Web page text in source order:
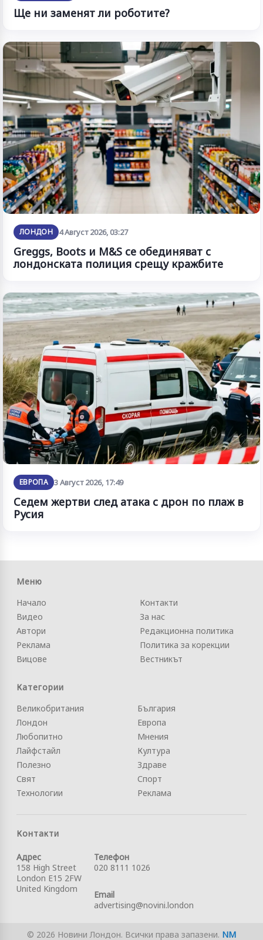
Ще ни заменят ли роботите?
ЛОНДОН 4 Август 2026, 03:27
Greggs, Boots и M&S се обединяват с
лондонската полиция срещу кражбите
ЕВРОПА 3 Август 2026, 17:49
Седем жертви след атака с дрон по плаж в
Русия
Меню
Начало
Видео
Автори
Реклама
Вицове
Контакти
За нас
Редакционна политика
Политика за корекции
Вестникът
Категории
Великобритания
Лондон
Любопитно
Лайфстайл
Полезно
Свят
Технологии
България
Европа
Мнения
Култура
Здраве
Спорт
Реклама
Контакти
Адрес
158 High Street
London E15 2FW
United Kingdom
Телефон
020 8111 1026
Email
advertising@novini.london
© 2026 Новини Лондон. Всички права запазени. NM